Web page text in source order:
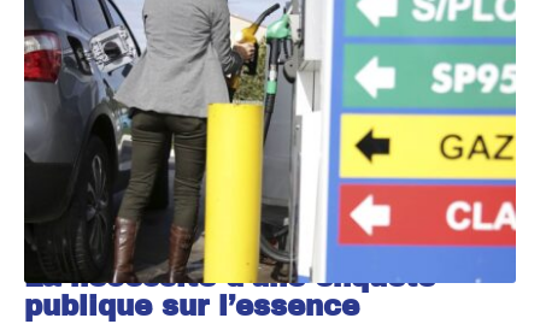
La nécessité d’une enquête
publique sur l’essence